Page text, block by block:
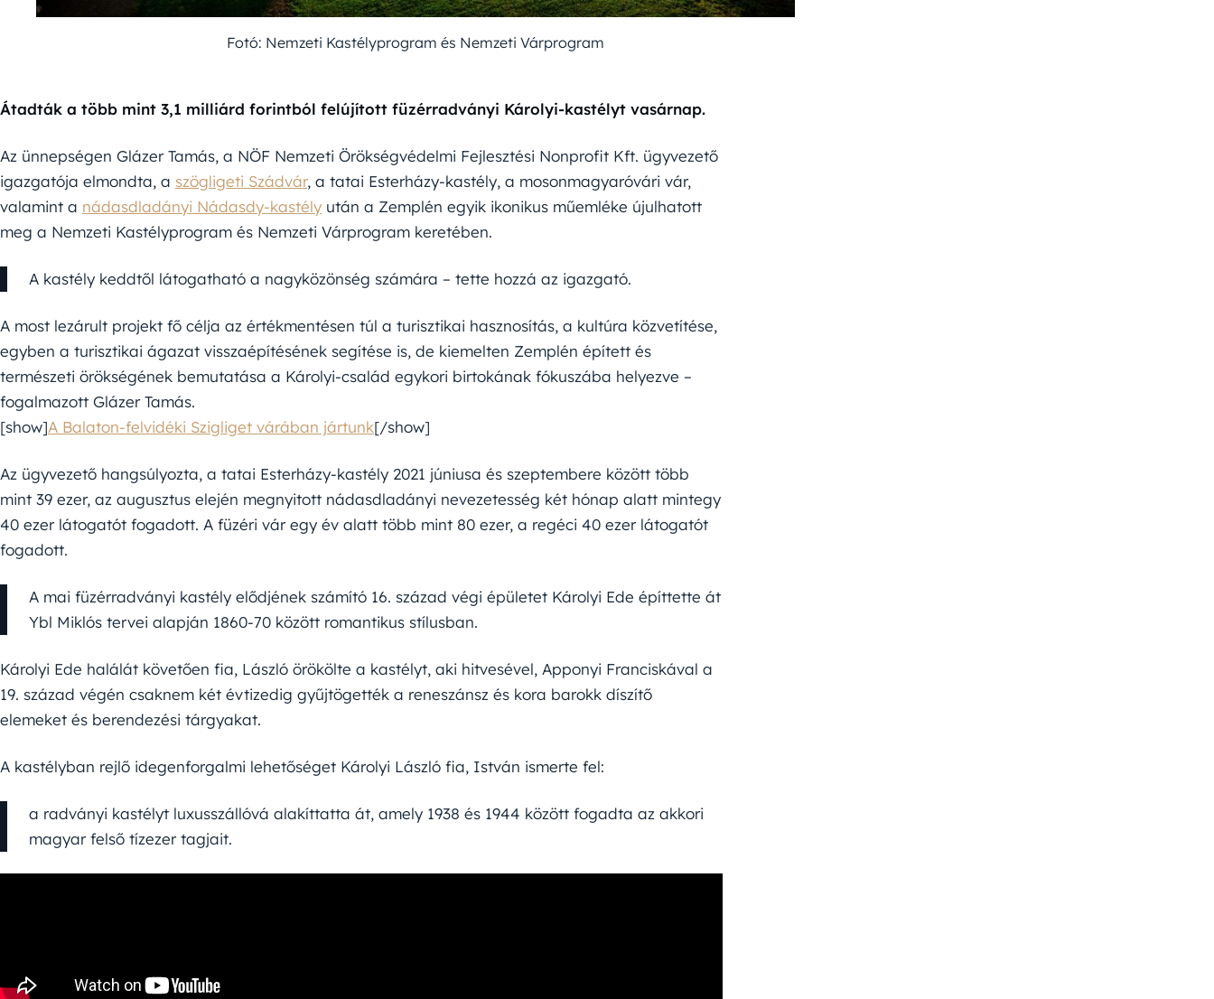
Fotó: Nemzeti Kastélyprogram és Nemzeti Várprogram
Átadták a több mint 3,1 milliárd forintból felújított füzérradványi Károlyi-kastélyt vasárnap.
Az ünnepségen Glázer Tamás, a NÖF Nemzeti Örökségvédelmi Fejlesztési Nonprofit Kft. ügyvezető
igazgatója elmondta, a szögligeti Szádvár, a tatai Esterházy-kastély, a mosonmagyaróvári vár,
valamint a nádasdladányi Nádasdy-kastély után a Zemplén egyik ikonikus műemléke újulhatott
meg a Nemzeti Kastélyprogram és Nemzeti Várprogram keretében.
A kastély keddtől látogatható a nagyközönség számára – tette hozzá az igazgató.
A most lezárult projekt fő célja az értékmentésen túl a turisztikai hasznosítás, a kultúra közvetítése,
egyben a turisztikai ágazat visszaépítésének segítése is, de kiemelten Zemplén épített és
természeti örökségének bemutatása a Károlyi-család egykori birtokának fókuszába helyezve –
fogalmazott Glázer Tamás.
[show]A Balaton-felvidéki Szigliget várában jártunk[/show]
Az ügyvezető hangsúlyozta, a tatai Esterházy-kastély 2021 júniusa és szeptembere között több
mint 39 ezer, az augusztus elején megnyitott nádasdladányi nevezetesség két hónap alatt mintegy
40 ezer látogatót fogadott. A füzéri vár egy év alatt több mint 80 ezer, a regéci 40 ezer látogatót
fogadott.
A mai füzérradványi kastély elődjének számító 16. század végi épületet Károlyi Ede építtette át
Ybl Miklós tervei alapján 1860-70 között romantikus stílusban.
Károlyi Ede halálát követően fia, László örökölte a kastélyt, aki hitvesével, Apponyi Franciskával a
19. század végén csaknem két évtizedig gyűjtögették a reneszánsz és kora barokk díszítő
elemeket és berendezési tárgyakat.
A kastélyban rejlő idegenforgalmi lehetőséget Károlyi László fia, István ismerte fel:
a radványi kastélyt luxusszállóvá alakíttatta át, amely 1938 és 1944 között fogadta az akkori
magyar felső tízezer tagjait.